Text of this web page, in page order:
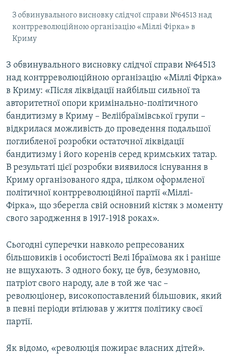
З обвинувального висновку слідчої справи №64513 над
контрреволюційною організацію «Міллі Фірка» в
Криму
З обвинувального висновку слідчої справи №64513
над контрреволюційною організацію «Міллі Фірка»
в Криму: «Після ліквідації найбільш сильної та
авторитетної опори кримінально-політичного
бандитизму в Криму – Веліібраїмівської групи –
відкрилася можливість до проведення подальшої
поглибленої розробки остаточної ліквідації
бандитизму і його коренів серед кримських татар.
В результаті цієї розробки виявилося існування в
Криму організованого ядра, цілком оформленої
політичної контрреволюційної партії «Міллі-
Фірка», що зберегла свій основний кістяк з моменту
свого зародження в 1917-1918 роках».
Сьогодні суперечки навколо репресованих
більшовиків і особистості Велі Ібраїмова як і раніше
не вщухають. З одного боку, це був, безумовно,
патріот свого народу, але в той же час –
революціонер, високопоставлений більшовик, який
в певні періоди втілював у життя політику своєї
партії.
Як відомо, «революція пожирає власних дітей».